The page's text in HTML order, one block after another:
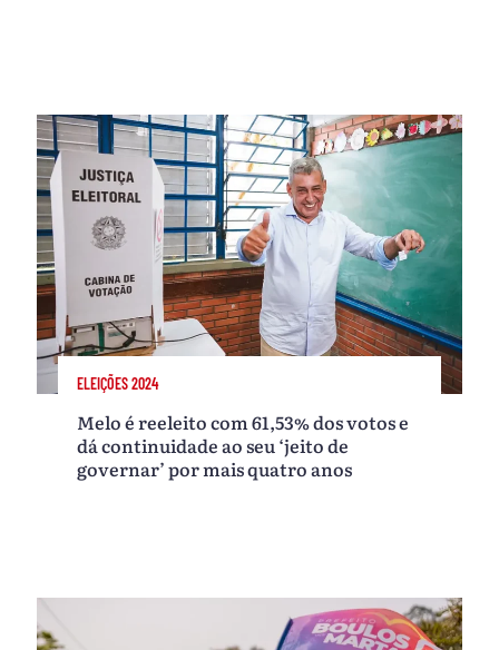
ELEIÇÕES 2024
Melo é reeleito com 61,53% dos votos e
dá continuidade ao seu ‘jeito de
governar’ por mais quatro anos